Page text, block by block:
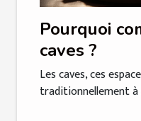
Pourquoi
caves ?
Les caves, ces
traditionnellement à